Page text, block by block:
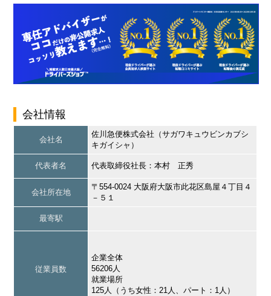
会社情報
会社名
佐川急便株式会社（サガワキュウビンカブシ
キガイシャ）
代表者名 代表取締役社長：本村 正秀
会社所在地
〒554-0024 大阪府大阪市此花区島屋４丁目４
－５１
最寄駅
従業員数
企業全体
56206人
就業場所
125人（うち女性：21人、パート：1人）